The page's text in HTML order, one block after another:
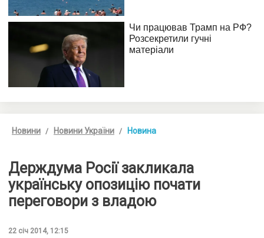
Новини Новини України Новина
Держдума Росії закликала
українську опозицію почати
переговори з владою
22 січ 2014, 12:15